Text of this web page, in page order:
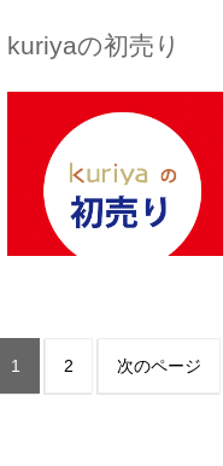
kuriyaの初売り
1 2 次のページ